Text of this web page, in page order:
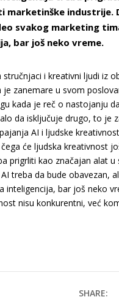
marketinške industrije.
svakog marketing
bar još neko vreme.
stručnjaci i kreativni ljudi iz
je zanemare u svom
kada je reč o nastojanju
da isključuje drugo, to je
AI i ljudske
će ljudska kreativnost
prigrliti kao značajan alat
treba da bude obavezan,
inteligencija, bar još neko
nisu konkurentni, već
SHARE: